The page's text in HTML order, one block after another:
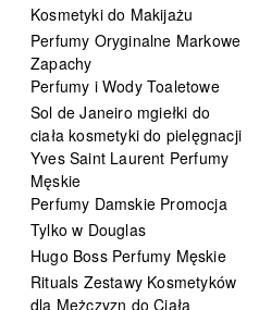
Kosmetyki do Makijażu
Perfumy Oryginalne Markowe
Zapachy
Perfumy i Wody Toaletowe
Sol de Janeiro mgiełki do
ciała kosmetyki do pielęgnacji
Yves Saint Laurent Perfumy
Męskie
Perfumy Damskie Promocja
Tylko w Douglas
Hugo Boss Perfumy Męskie
Rituals Zestawy Kosmetyków
dla Mężczyzn do Ciała